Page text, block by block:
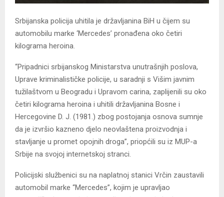
Srbijanska policija uhitila je državljanina BiH u čijem su
automobilu marke ‘Mercedes’ pronađena oko četiri
kilograma heroina.
“Pripadnici srbijanskog Ministarstva unutrašnjih poslova,
Uprave kriminalističke policije, u saradnji s Višim javnim
tužilaštvom u Beogradu i Upravom carina, zaplijenili su oko
četiri kilograma heroina i uhitili državljanina Bosne i
Hercegovine D. J. (1981.) zbog postojanja osnova sumnje
da je izvršio kazneno djelo neovlaštena proizvodnja i
stavljanje u promet opojnih droga”, priopćili su iz MUP-a
Srbije na svojoj internetskoj stranci.
Policijski službenici su na naplatnoj stanici Vrčin zaustavili
automobil marke “Mercedes”, kojim je upravljao